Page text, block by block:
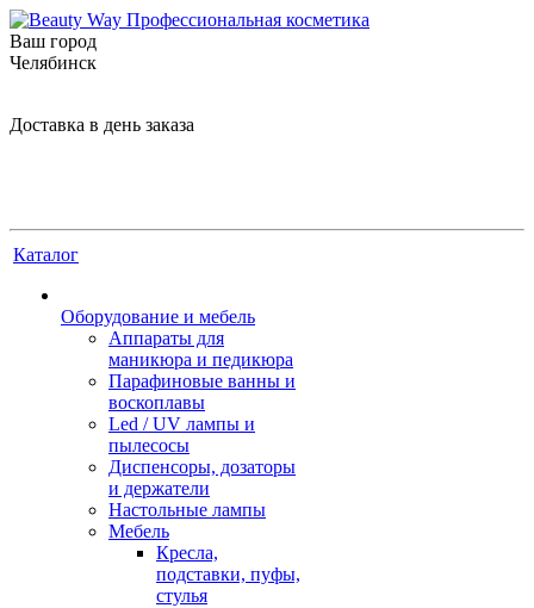
Ваш город
Челябинск
Доставка в день заказа
Каталог
Оборудование и мебель
Аппараты для
маникюра и педикюра
Парафиновые ванны и
воскоплавы
Led / UV лампы и
пылесосы
Диспенсоры, дозаторы
и держатели
Настольные лампы
Мебель
Кресла,
подставки, пуфы,
стулья